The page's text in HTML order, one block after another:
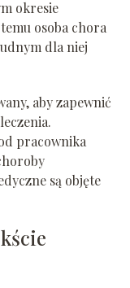
okresie
osoba chora
dla niej
aby zapewnić
pracownika
są objęte